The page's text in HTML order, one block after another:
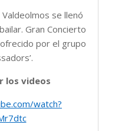
se llenó
Gran Concierto
por el grupo
los videos
watch?